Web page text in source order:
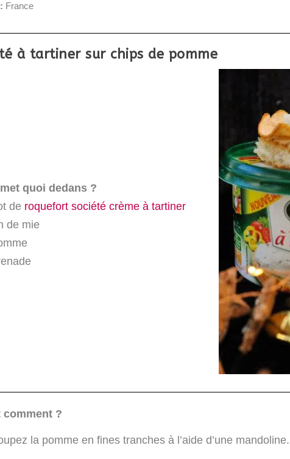
France
à tartiner sur chips de pomme
quoi dedans ?
de roquefort société crème à tartiner
de mie
comment ?
la pomme en fines tranches à l’aide d’une mandoline.